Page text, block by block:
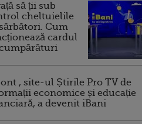
să ții sub
cheltuielile
Cum
cardul
, site-ul Știrile Pro TV de
economice și educație
a devenit iBani